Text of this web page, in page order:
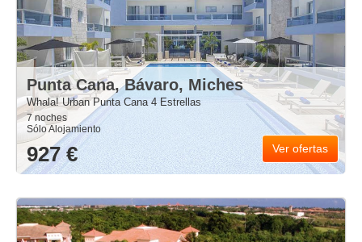
Punta Cana, Bávaro, Miches
Whala! Urban Punta Cana 4 Estrellas
7 noches
Sólo Alojamiento
927 € Ver ofertas